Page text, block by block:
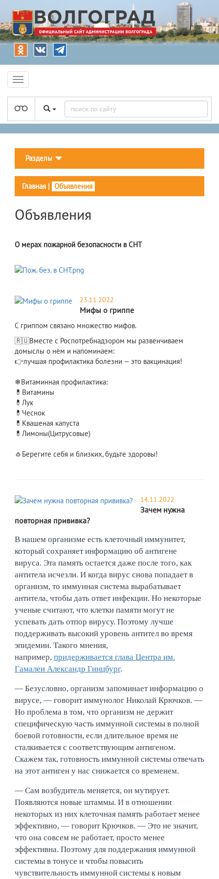
Разделы
Главная | Объявления
Объявления
О мерах пожарной безопасности в СНТ
23.11.2022
Мифы о гриппе
​С гриппом связано множество мифов.
🇷🇺Вместе с Роспотребнадзором мы развенчиваем
домыслы о нём и напоминаем:
👉лучшая профилактика болезни — это вакцинация!
❄Витаминная профилактика:
💊Витамины
💊Лук
💊Чеснок
💊Квашеная капуста
💊Лимоны(Цитрусовые)
🧄Берегите себя и близких, будьте здоровы!
14.11.2022
Зачем нужна
повторная прививка?
В нашем организме есть клеточный иммунитет,
который сохраняет информацию об антигене
вируса. Эта память остается даже после того, как
антитела исчезли. И когда вирус снова попадает в
организм, то иммунная система вырабатывает
антитела, чтобы дать ответ инфекции. Но некоторые
ученые считают, что клетки памяти могут не
успевать дать отпор вирусу. Поэтому лучше
поддерживать высокий уровень антител во время
эпидемии. Такого мнения,
например, придерживается глава Центра им.
Гамалеи Александр Гинцбург.
— Безусловно, организм запоминает информацию о
вирусе, — говорит иммунолог Николай Крючков. —
Но проблема в том, что организм не держит
специфическую часть иммунной системы в полной
боевой готовности, если длительное время не
сталкивается с соответствующим антигеном.
Скажем так, готовность иммунной системы отвечать
на этот антиген у нас снижается со временем.
— Сам возбудитель меняется, он мутирует.
Появляются новые штаммы. И в отношении
некоторых из них клеточная память работает менее
эффективно, — говорит Крючков. — Это не значит,
что она совсем не работает, просто менее
эффективна. Поэтому для поддержания иммунной
системы в тонусе и чтобы повысить
чувствительность иммунной системы к новым